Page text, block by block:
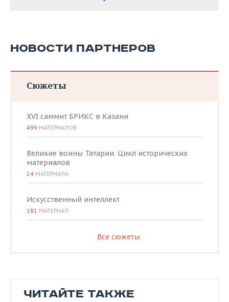
НОВОСТИ ПАРТНЕРОВ
Сюжеты
XVI саммит БРИКС в Казани
499 МАТЕРИАЛОВ
Великие воины Татарии. Цикл исторических
материалов
24 МАТЕРИАЛА
Искусственный интеллект
181 МАТЕРИАЛ
Все сюжеты
ЧИТАЙТЕ ТАКЖЕ